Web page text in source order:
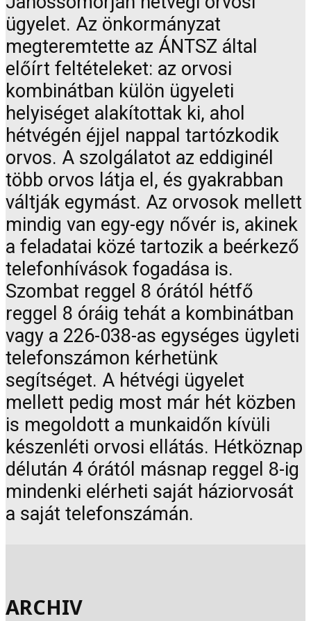
ügyelet. Az önkormányzat
megteremtette az ÁNTSZ által
előírt feltételeket: az orvosi
kombinátban külön ügyeleti
helyiséget alakítottak ki, ahol
hétvégén éjjel nappal tartózkodik
orvos. A szolgálatot az eddiginél
több orvos látja el, és gyakrabban
váltják egymást. Az orvosok mellett
mindig van egy-egy nővér is, akinek
a feladatai közé tartozik a beérkező
telefonhívások fogadása is.
Szombat reggel 8 órától hétfő
reggel 8 óráig tehát a kombinátban
vagy a 226-038-as egységes ügyleti
telefonszámon kérhetünk
segítséget. A hétvégi ügyelet
mellett pedig most már hét közben
is megoldott a munkaidőn kívüli
készenléti orvosi ellátás. Hétköznap
délután 4 órától másnap reggel 8-ig
mindenki elérheti saját háziorvosát
a saját telefonszámán.
ARCHIV